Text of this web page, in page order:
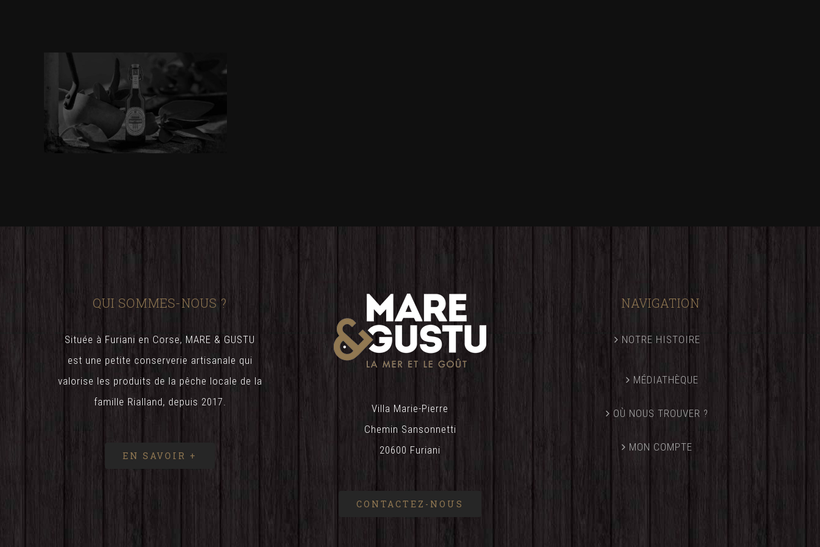
QUI SOMMES-NOUS ?
Située à Furiani en Corse, MARE & GUSTU
est une petite conserverie artisanale qui
valorise les produits de la pêche locale de la
famille Rialland, depuis 2017.
EN SAVOIR +
Villa Marie-Pierre
Chemin Sansonnetti
20600 Furiani
CONTACTEZ-NOUS
NAVIGATION
NOTRE HISTOIRE
MÉDIATHÈQUE
OÙ NOUS TROUVER ?
MON COMPTE